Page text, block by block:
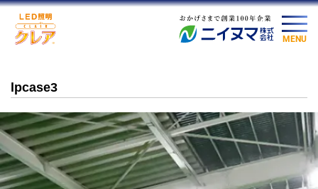
MENU
lpcase3